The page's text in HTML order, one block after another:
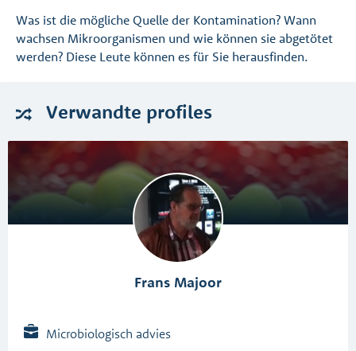
Was ist die mögliche Quelle der Kontamination? Wann
wachsen Mikroorganismen und wie können sie abgetötet
werden? Diese Leute können es für Sie herausfinden.
Verwandte profiles
Frans Majoor
Microbiologisch advies